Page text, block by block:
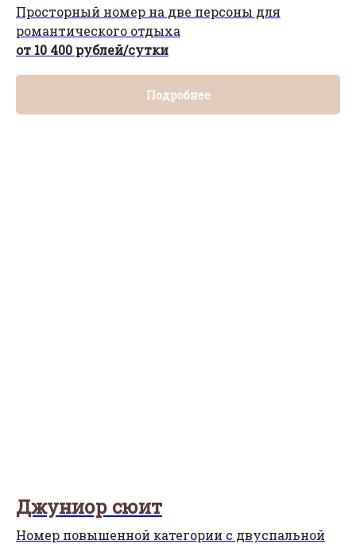
Просторный номер на две персоны для
романтического отдыха
от 10 400 рублей/сутки
Подробнее
Джуниор сюит
Номер повышенной категории с двуспальной